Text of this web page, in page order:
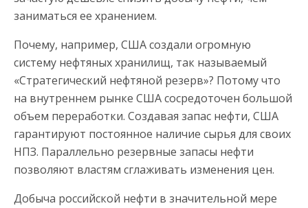
заниматься ее хранением.
Почему, например, США создали огромную
систему нефтяных хранилищ, так называемый
«Стратегический нефтяной резерв»? Потому что
на внутреннем рынке США сосредоточен большой
объем переработки. Создавая запас нефти, США
гарантируют постоянное наличие сырья для своих
НПЗ. Параллельно резервные запасы нефти
позволяют властям сглаживать изменения цен.
Добыча российской нефти в значительной мере